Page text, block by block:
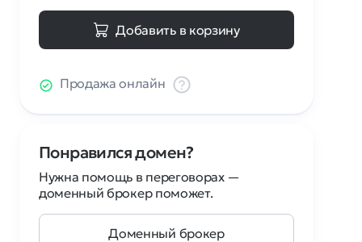
Добавить в корзину
Продажа онлайн
Понравился домен?
Нужна помощь в переговорах —
доменный брокер поможет.
Доменный брокер